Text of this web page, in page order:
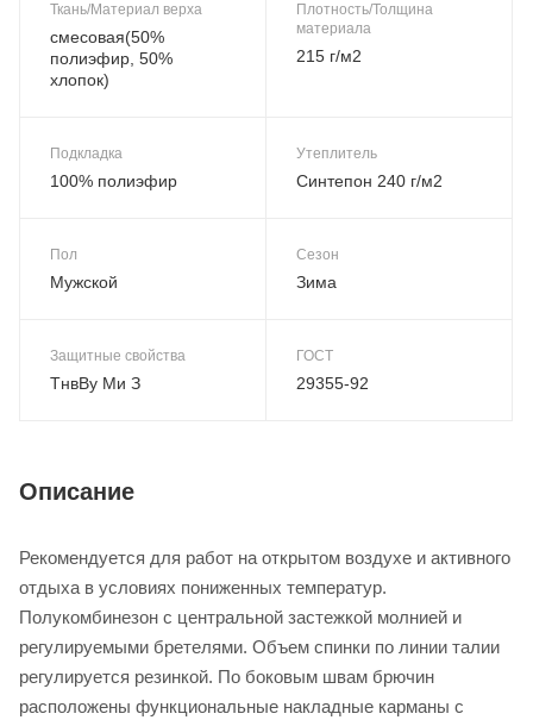
Ткань/Материал верха
смесовая(50%
полиэфир, 50%
хлопок)
Плотность/Толщина
материала
215 г/м2
Подкладка
100% полиэфир
Утеплитель
Синтепон 240 г/м2
Пол
Мужской
Сезон
Зима
Защитные свойства
ТнвВу Ми З
ГОСТ
29355-92
Описание
Рекомендуется для работ на открытом воздухе и активного
отдыха в условиях пониженных температур.
Полукомбинезон с центральной застежкой молнией и
регулируемыми бретелями. Объем спинки по линии талии
регулируется резинкой. По боковым швам брючин
расположены функциональные накладные карманы с